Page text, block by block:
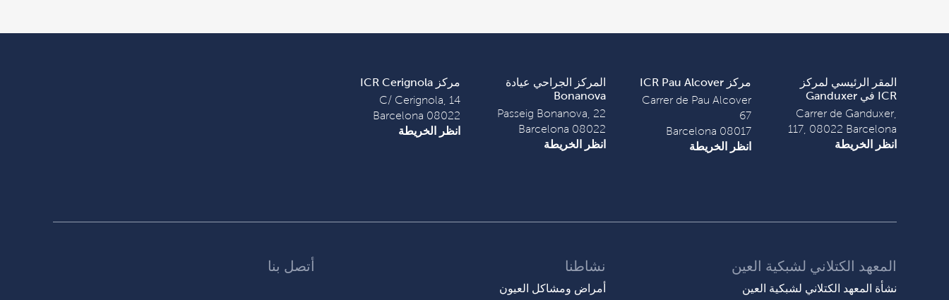
المقر الرئيسي لمركز
ICR في Ganduxer
Carrer de Ganduxer,
117, 08022 Barcelona
انظر الخريطة
مركز ICR Pau Alcover
Carrer de Pau Alcover
67
08017 Barcelona
انظر الخريطة
المركز الجراحي عيادة
Bonanova
Passeig Bonanova, 22
08022 Barcelona
انظر الخريطة
مركز ICR Cerignola
C/ Cerignola, 14
08022 Barcelona
انظر الخريطة
المعهد الكتلاني لشبكية العين
نشأة المعهد الكتلاني لشبكية العين
نشاطنا
أمراض ومشاكل العيون
أتصل بنا